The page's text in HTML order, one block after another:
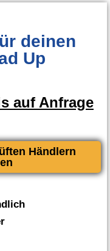
deinen
Up
auf Anfrage
Händlern